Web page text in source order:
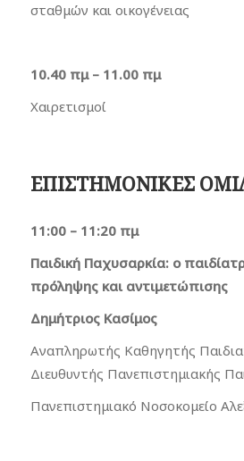
σταθμών και οικογένειας
10.40 πμ – 11.00 πμ
Χαιρετισμοί
ΕΠΙΣΤΗΜΟΝΙΚΕΣ
11:00 – 11:20 πμ
Παιδική Παχυσαρκία: ο
πρόληψης και αντιμετώπισης
Δημήτριος Κασίμος
Αναπληρωτής Καθηγητής
Διευθυντής Πανεπιστημιακής
Πανεπιστημιακό Νοσοκομείο